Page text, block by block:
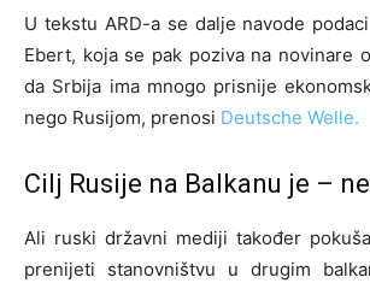
U tekstu ARD-a se dalje navode
Ebert, koja se pak poziva na novinare
da Srbija ima mnogo prisnije
nego Rusijom, prenosi Deutsche Welle.
Cilj Rusije na Balkanu je –
Ali ruski državni mediji također
prenijeti stanovništvu u drugim